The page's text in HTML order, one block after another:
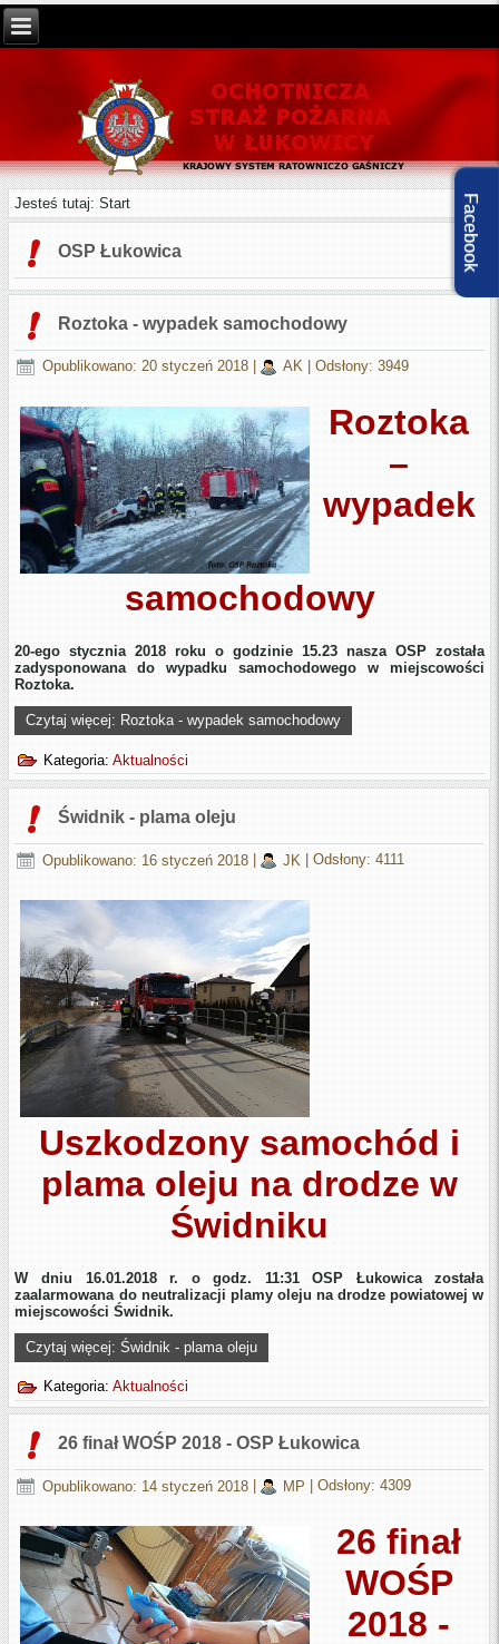
Jesteś tutaj:Start
OSP Łukowica
Roztoka - wypadek samochodowy
Opublikowano: 20 styczeń 2018 AK |Odsłony: 3949
Roztoka
–
wypadek
samochodowy
20-ego stycznia 2018 roku o godzinie 15.23 nasza OSP została
zadysponowana do wypadku samochodowego w miejscowości
Roztoka.
Czytaj więcej: Roztoka - wypadek samochodowy
Kategoria:Aktualności
Świdnik - plama oleju
Opublikowano: 16 styczeń 2018 JK |Odsłony: 4111
Uszkodzony samochód i
plama oleju na drodze w
Świdniku
W dniu 16.01.2018 r. o godz. 11:31 OSP Łukowica została
zaalarmowana do neutralizacji plamy oleju na drodze powiatowej w
miejscowości Świdnik.
Czytaj więcej: Świdnik - plama oleju
Kategoria:Aktualności
26 finał WOŚP 2018 - OSP Łukowica
Opublikowano: 14 styczeń 2018 MP |Odsłony: 4309
26 finał
WOŚP
2018 -
Facebook